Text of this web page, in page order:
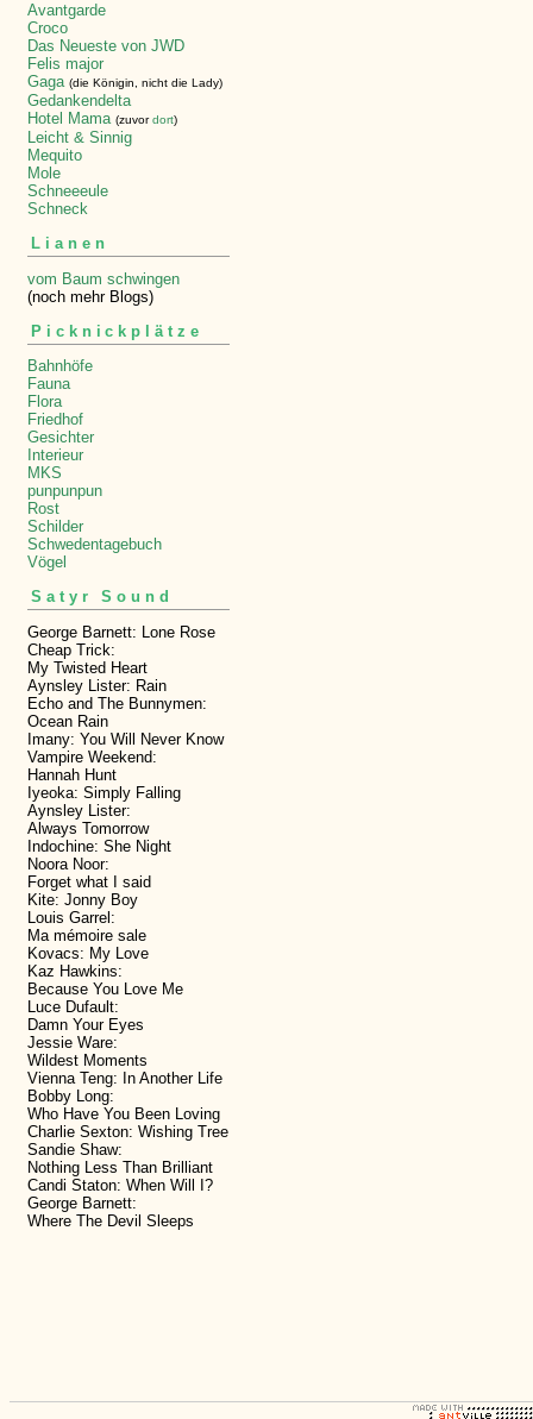
Avantgarde
Croco
Das Neueste von JWD
Felis major
Gaga (die Königin, nicht die Lady)
Gedankendelta
Hotel Mama (zuvordort)
Leicht & Sinnig
Mequito
Mole
Schneeeule
Schneck
Lianen
vom Baum schwingen
(noch mehr Blogs)
Picknickplätze
Bahnhöfe
Fauna
Flora
Friedhof
Gesichter
Interieur
MKS
punpunpun
Rost
Schilder
Schwedentagebuch
Vögel
Satyr Sound
George Barnett: Lone Rose
Cheap Trick:
My Twisted Heart
Aynsley Lister: Rain
Echo and The Bunnymen:
Ocean Rain
Imany: You Will Never Know
Vampire Weekend:
Hannah Hunt
Iyeoka: Simply Falling
Aynsley Lister:
Always Tomorrow
Indochine: She Night
Noora Noor:
Forget what I said
Kite: Jonny Boy
Louis Garrel:
Ma mémoire sale
Kovacs: My Love
Kaz Hawkins:
Because You Love Me
Luce Dufault:
Damn Your Eyes
Jessie Ware:
Wildest Moments
Vienna Teng: In Another Life
Bobby Long:
Who Have You Been Loving
Charlie Sexton: Wishing Tree
Sandie Shaw:
Nothing Less Than Brilliant
Candi Staton: When Will I?
George Barnett:
Where The Devil Sleeps